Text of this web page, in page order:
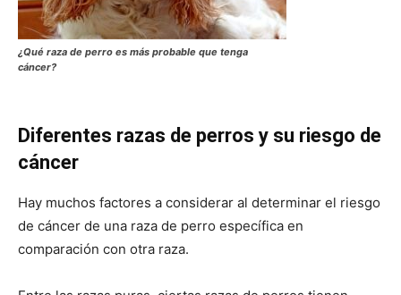
¿Qué raza de perro es más probable que tenga
cáncer?
Diferentes razas de perros y su riesgo de
cáncer
Hay muchos factores a considerar al determinar el riesgo
de cáncer de una raza de perro específica en
comparación con otra raza.